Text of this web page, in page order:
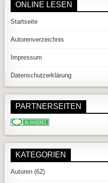
ONLINE LESEN
Startseite
Autorenverzeichnis
Impressum
Datenschutzerklärung
PARTNERSEITEN
KATEGORIEN
Autoren (62)